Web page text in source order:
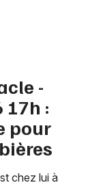
-
17h :
pour
chez lui à